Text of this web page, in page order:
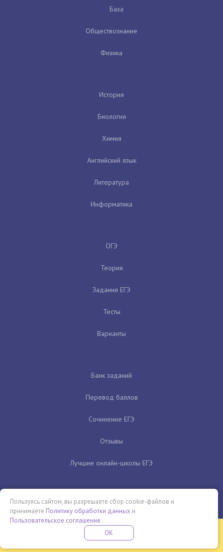
База
Обществознание
Физика
История
Биология
Химия
Английский язык
Литература
Информатика
ОГЭ
Теория
Задания ЕГЭ
Тесты
Варианты
Банк заданий
Перевод баллов
Сочинение ЕГЭ
Отзывы
Лучшие онлайн-школы ЕГЭ
Бесплатная летняя школа
ПРОВЕДИ ЭТО ЛЕТО С ПОЛЬЗОЙ
Пользуясь сайтом, вы разрешаете сбор cookie-файлов и
принимаете Политику обработки данных и
Пользовательское соглашение.
OK